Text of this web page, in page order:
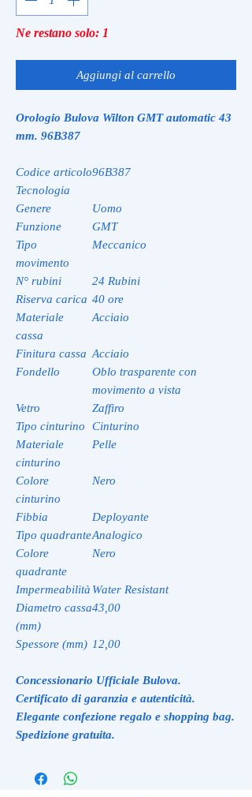
Ne restano solo: 1
Aggiungi al carrello
Orologio Bulova Wilton GMT automatic 43
mm. 96B387
Codice articolo96B387
Tecnologia
Genere
Uomo
Funzione
GMT
Tipo
movimento
Meccanico
N° rubini
24 Rubini
Riserva carica 40 ore
Materiale
cassa
Acciaio
Finitura cassa Acciaio
Fondello
Oblo trasparente con
movimento a vista
Vetro
Zaffiro
Tipo cinturino
Cinturino
Materiale
cinturino
Pelle
Colore
cinturino
Nero
Fibbia
Deployante
Tipo quadranteAnalogico
Colore
quadrante
Nero
Impermeabilità Water Resistant
Diametro cassa
(mm)
43,00
Spessore (mm) 12,00
Concessionario Ufficiale Bulova.
Certificato di garanzia e autenticità.
Elegante confezione regalo e shopping bag.
Spedizione gratuita.